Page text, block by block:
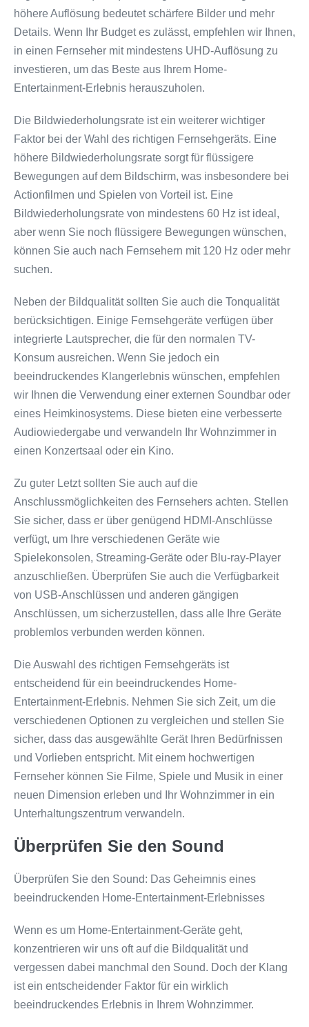
höhere Auflösung bedeutet schärfere Bilder und mehr
Details. Wenn Ihr Budget es zulässt, empfehlen wir Ihnen,
in einen Fernseher mit mindestens UHD-Auflösung zu
investieren, um das Beste aus Ihrem Home-
Entertainment-Erlebnis herauszuholen.
Die Bildwiederholungsrate ist ein weiterer wichtiger
Faktor bei der Wahl des richtigen Fernsehgeräts. Eine
höhere Bildwiederholungsrate sorgt für flüssigere
Bewegungen auf dem Bildschirm, was insbesondere bei
Actionfilmen und Spielen von Vorteil ist. Eine
Bildwiederholungsrate von mindestens 60 Hz ist ideal,
aber wenn Sie noch flüssigere Bewegungen wünschen,
können Sie auch nach Fernsehern mit 120 Hz oder mehr
suchen.
Neben der Bildqualität sollten Sie auch die Tonqualität
berücksichtigen. Einige Fernsehgeräte verfügen über
integrierte Lautsprecher, die für den normalen TV-
Konsum ausreichen. Wenn Sie jedoch ein
beeindruckendes Klangerlebnis wünschen, empfehlen
wir Ihnen die Verwendung einer externen Soundbar oder
eines Heimkinosystems. Diese bieten eine verbesserte
Audiowiedergabe und verwandeln Ihr Wohnzimmer in
einen Konzertsaal oder ein Kino.
Zu guter Letzt sollten Sie auch auf die
Anschlussmöglichkeiten des Fernsehers achten. Stellen
Sie sicher, dass er über genügend HDMI-Anschlüsse
verfügt, um Ihre verschiedenen Geräte wie
Spielekonsolen, Streaming-Geräte oder Blu-ray-Player
anzuschließen. Überprüfen Sie auch die Verfügbarkeit
von USB-Anschlüssen und anderen gängigen
Anschlüssen, um sicherzustellen, dass alle Ihre Geräte
problemlos verbunden werden können.
Die Auswahl des richtigen Fernsehgeräts ist
entscheidend für ein beeindruckendes Home-
Entertainment-Erlebnis. Nehmen Sie sich Zeit, um die
verschiedenen Optionen zu vergleichen und stellen Sie
sicher, dass das ausgewählte Gerät Ihren Bedürfnissen
und Vorlieben entspricht. Mit einem hochwertigen
Fernseher können Sie Filme, Spiele und Musik in einer
neuen Dimension erleben und Ihr Wohnzimmer in ein
Unterhaltungszentrum verwandeln.
Überprüfen Sie den Sound
Überprüfen Sie den Sound: Das Geheimnis eines
beeindruckenden Home-Entertainment-Erlebnisses
Wenn es um Home-Entertainment-Geräte geht,
konzentrieren wir uns oft auf die Bildqualität und
vergessen dabei manchmal den Sound. Doch der Klang
ist ein entscheidender Faktor für ein wirklich
beeindruckendes Erlebnis in Ihrem Wohnzimmer.